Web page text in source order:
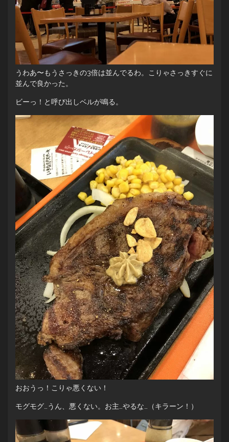
うわあ〜もうさっきの3倍は並んでるわ。こりゃさっきすぐに
並んで良かった。
ビーっ！と呼び出しベルが鳴る。
おおうっ！こりゃ悪くない！
モグモグ…うん、悪くない。お主…やるな…（キラーン！）